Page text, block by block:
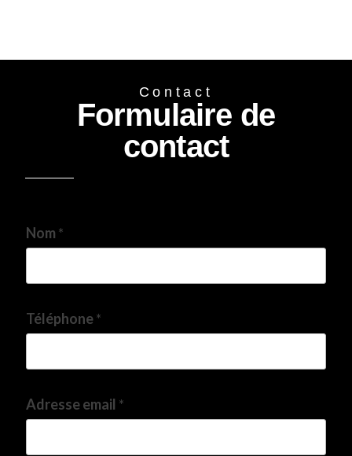
Contact
Formulaire de
contact
Nom *
Téléphone*
Adresse email *